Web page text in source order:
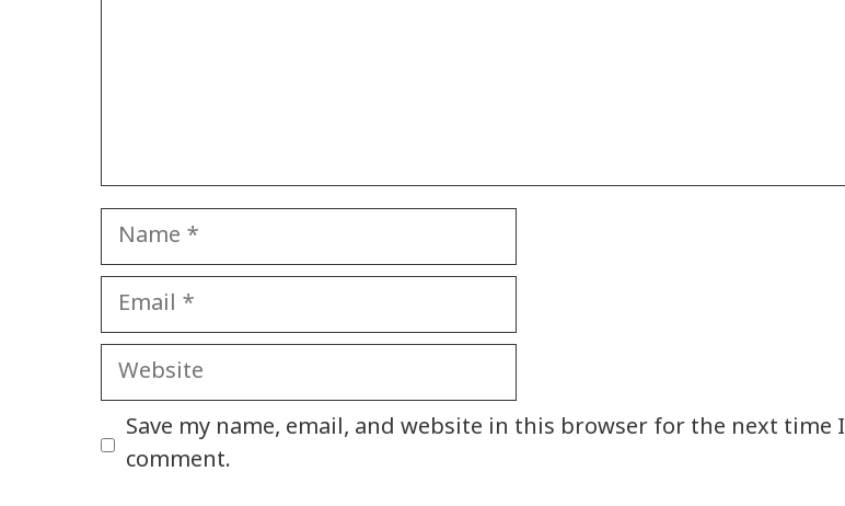
Name
Email
Website
Save my name, email, and website in this browser for the next time I
comment.